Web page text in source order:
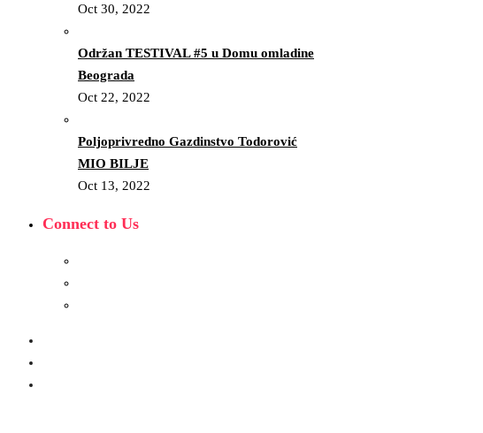
Oct 30, 2022
Održan TESTIVAL #5 u Domu omladine
Beograda
Oct 22, 2022
Poljoprivredno Gazdinstvo Todorović
MIO BILJE
Oct 13, 2022
Connect to Us